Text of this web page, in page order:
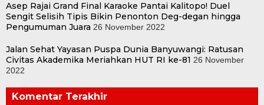
Asep Rajai Grand Final Karaoke Pantai Kalitopo! Duel
Sengit Selisih Tipis Bikin Penonton Deg-degan hingga
Pengumuman Juara 26 November 2022
Jalan Sehat Yayasan Puspa Dunia Banyuwangi: Ratusan
Civitas Akademika Meriahkan HUT RI ke-81 26 November
2022
Komentar Terakhir